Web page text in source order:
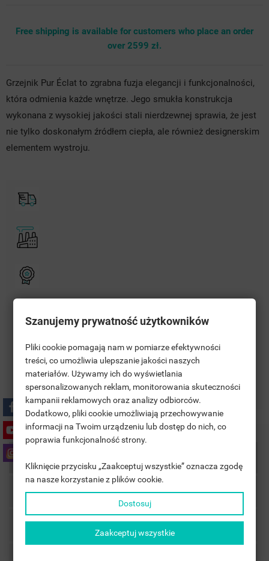
Free shipping is available for customers who place an order
over 2599 zł.
Grzejnik Pur Éclat to zgrabna fuzja elegancji i funkcjonalności,
która odmienia każde wnętrze. Jego smukła konstrukcja
wykonana z wysokiej jakości stali nierdzewnej sprawia, że jest
nie tylko doskonałym źródłem ciepła, ale również designerskim
elementem wystroju.
Zasady dostawy
Zasady zwrotu
Product Details
MOJE LISTY ŻYCZEŃ
((TITLE))
((LABEL))
((CANCELTEXT))
SIGN IN
YOU NEED TO BE LOGGED IN TO SAVE PRODUCTS IN YOUR
WISHLIST.
((CANCELTEXT)) ((LOGINTEXT))
Szanujemy prywatność użytkowników
Pliki cookie pomagają nam w pomiarze efektywności
treści, co umożliwia ulepszanie jakości naszych
materiałów. Używamy ich do wyświetlania
spersonalizowanych reklam, monitorowania skuteczności
kampanii reklamowych oraz analizy odbiorców.
Dodatkowo, pliki cookie umożliwiają przechowywanie
informacji na Twoim urządzeniu lub dostęp do nich, co
poprawia funkcjonalność strony.
Kliknięcie przycisku „Zaakceptuj wszystkie” oznacza zgodę
na nasze korzystanie z plików cookie.
Dostosuj
Zaakceptuj wszystkie